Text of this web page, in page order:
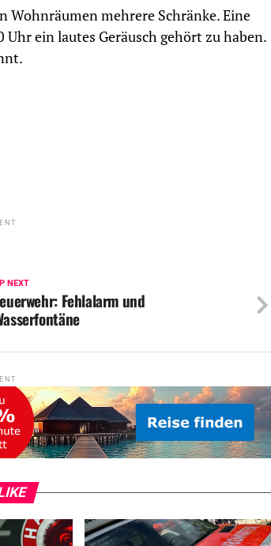
Wohnräumen mehrere Schränke. Eine
ein lautes Geräusch gehört zu haben.
NEXT
Fehlalarm und